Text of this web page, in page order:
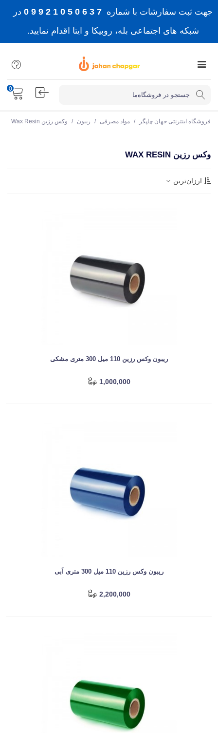
جهت ثبت سفارشات با شماره 7 3 6 0 5 0 1 2 9 9 0
در
شبکه های اجتماعی بله، روبیکا و ایتا اقدام نمایید.
0
فروشگاه اینترنتی جهان چاپگر / مواد مصرفی / ریبون / وکس رزین Wax Resin
وکس رزین WAX RESIN
ارزان‌ترین
ریبون وکس رزین 110 میل 300 متری مشکی
1,000,000
ریبون وکس رزین 110 میل 300 متری آبی
2,200,000